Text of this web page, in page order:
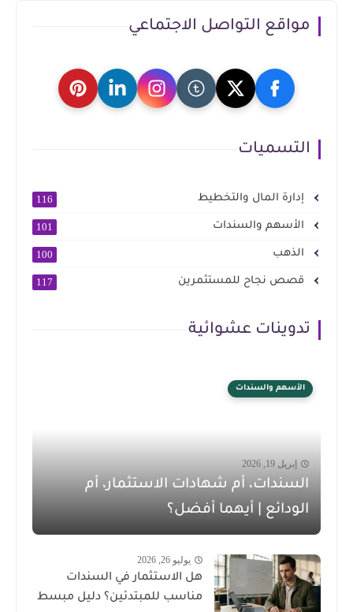
مواقع التواصل الاجتماعي
التسميات
إدارة المال والتخطيط 116
الأسهم والسندات 101
الذهب 100
قصص نجاح للمستثمرين 117
تدوينات عشوائية
الأسهم والسندات
إبريل 19, 2026
السندات، أم شهادات الاستثمار، أم
الودائع | أيهما أفضل؟
يوليو 26, 2026
هل الاستثمار في السندات
مناسب للمبتدئين؟ دليل مبسط